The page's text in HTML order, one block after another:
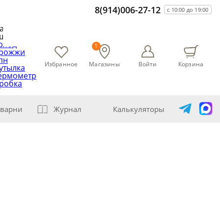
8(914)006-27-12 с 10:00 до 19:00
Избранное Магазины
1
Войти Корзина
Журнал Калькуляторы